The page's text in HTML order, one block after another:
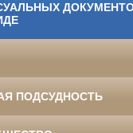
ПОДСУДНОСТЬ